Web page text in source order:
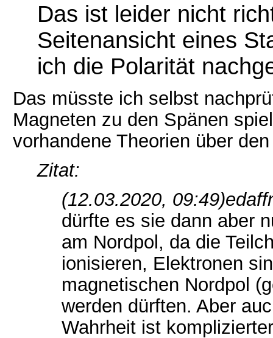
Das ist leider nicht
Seitenansicht eines
ich die Polarität
Das müsste ich selbst
Magneten zu den Spänen
vorhandene Theorien über
Zitat:
(12.03.2020, 09:49)
dürfte es sie dann aber
am Nordpol, da die
ionisieren, Elektronen
magnetischen Nordpol
werden dürften. Aber
Wahrheit ist